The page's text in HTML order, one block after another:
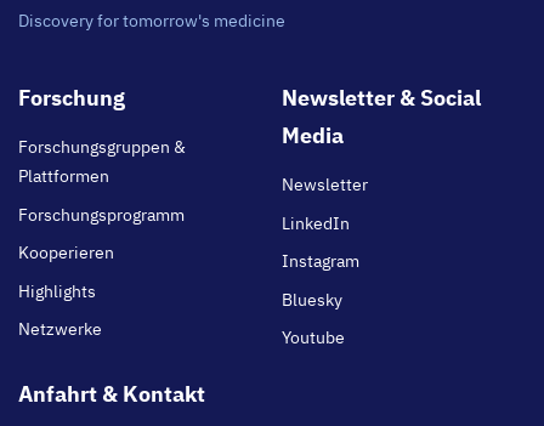
Discovery for tomorrow's medicine
Footer
Forschung
Forschungsgruppen &
Plattformen
Forschungsprogramm
Kooperieren
Highlights
Netzwerke
Newsletter & Social
Media
Newsletter
LinkedIn
Instagram
Bluesky
Youtube
Anfahrt & Kontakt